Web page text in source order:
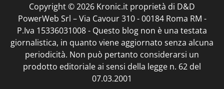
Copyright © 2026 Kronic.it proprietà di D&D
PowerWeb Srl – Via Cavour 310 - 00184 Roma RM -
P.Iva 15336031008 - Questo blog non è una testata
giornalistica, in quanto viene aggiornato senza alcuna
periodicità. Non può pertanto considerarsi un
prodotto editoriale ai sensi della legge n. 62 del
07.03.2001